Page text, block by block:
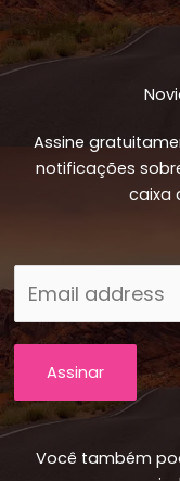
Assine
notificações
caixa
Assinar
Você também